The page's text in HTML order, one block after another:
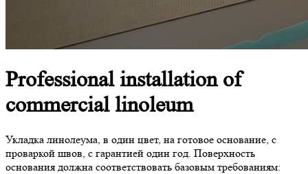
Professional installationof
commercial linoleum
Укладка линолеума, в один цвет, на готовое основание, с
проваркой швов, с гарантией один год. Поверхность
основания должна соответствовать базовым требованиям: